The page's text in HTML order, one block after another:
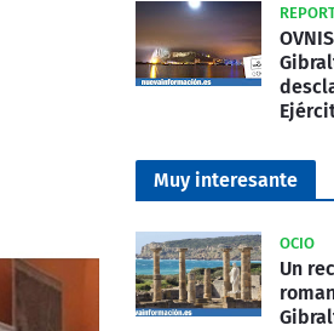
Muy interesante
OCIO
Un